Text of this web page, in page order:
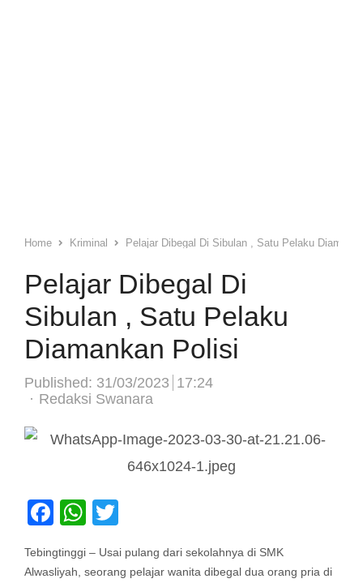
Home Kriminal Pelajar Dibegal Di Sibulan , Satu Pelaku
Pelajar Dibegal Di
Sibulan , Satu Pelaku
Diamankan Polisi
Published: 31/03/2023 17:24
Author
Redaksi Swanara
Facebook
WhatsApp
Tebingtinggi – Usai pulang dari sekolahnya di SMK
Alwasliyah, seorang pelajar wanita dibegal dua orang pria di